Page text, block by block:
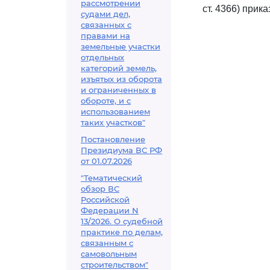
рассмотрении
судами дел,
связанных с
правами на
земельные участки
отдельных
категорий земель,
изъятых из оборота
и ограниченных в
обороте, и с
использованием
таких участков"
Постановление
Президиума ВС РФ
от 01.07.2026
"Тематический
обзор ВС
Российской
Федерации N
13/2026. О судебной
практике по делам,
связанным с
самовольным
строительством"
ст. 4366)